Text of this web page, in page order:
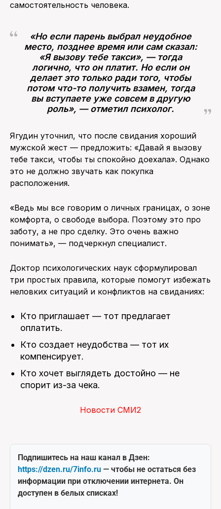
самостоятельность человека.
«Но если парень выбрал неудобное
место, позднее время или сам сказал:
«Я вызову тебе такси», — тогда
логично, что он платит. Но если он
делает это только ради того, чтобы
потом что-то получить взамен, тогда
вы вступаете уже совсем в другую
роль», — отметил психолог.
Ягудин уточнил, что после свидания хороший
мужской жест — предложить: «Давай я вызову
тебе такси, чтобы ты спокойно доехала». Однако
это не должно звучать как покупка
расположения.
«Ведь мы все говорим о личных границах, о зоне
комфорта, о свободе выбора. Поэтому это про
заботу, а не про сделку. Это очень важно
понимать», — подчеркнул специалист.
Доктор психологических наук сформулировал
три простых правила, которые помогут избежать
неловких ситуаций и конфликтов на свиданиях:
Кто приглашает — тот предлагает
оплатить.
Кто создает неудобства — тот их
компенсирует.
Кто хочет выглядеть достойно — не
спорит из-за чека.
Новости СМИ2
Подпишитесь на наш канал в Дзен:
https://dzen.ru/7info.ru — чтобы не остаться без
информации при отключении интернета. Он
доступен в белых списках!